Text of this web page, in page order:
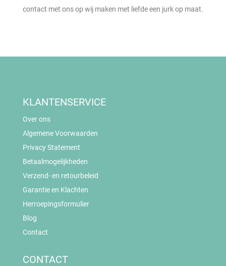
contact met ons op wij maken met liefde een jurk op maat.
KLANTENSERVICE
Over ons
Algemene Voorwaarden
Privacy Statement
Betaalmogelijkheden
Verzend- en retourbeleid
Garantie en Klachten
Herroepingsformulier
Blog
Contact
CONTACT